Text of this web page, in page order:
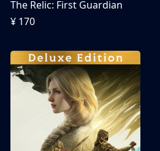
The Relic: First Guardian
¥ 170